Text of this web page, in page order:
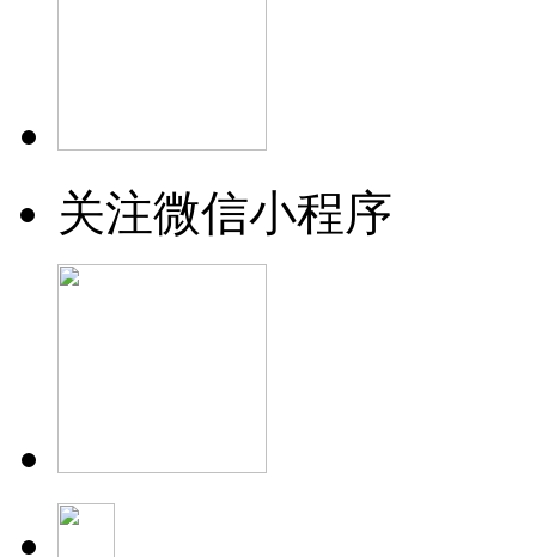
关注微信小程序